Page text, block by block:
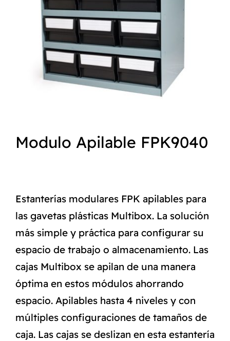
NORMAS ISO
CATÁLOGO
CONTACTO
Modulo Apilable FPK9040
Estanterías modulares FPK apilables para
las gavetas plásticas Multibox. La solución
más simple y práctica para configurar su
espacio de trabajo o almacenamiento. Las
cajas Multibox se apilan de una manera
óptima en estos módulos ahorrando
espacio. Apilables hasta 4 niveles y con
múltiples configuraciones de tamaños de
caja. Las cajas se deslizan en esta estantería